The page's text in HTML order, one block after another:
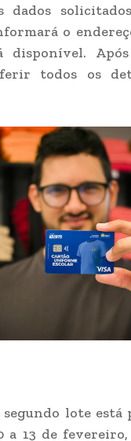
dados
o
disponível.
todos os
lote está
a 13 de